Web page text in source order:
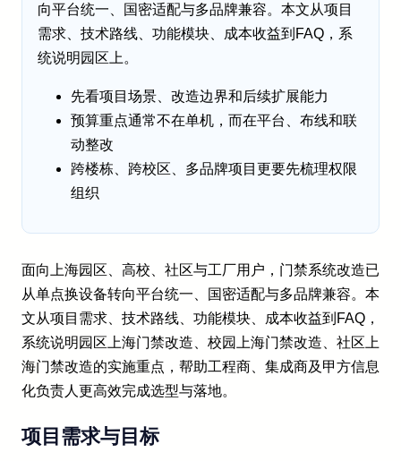
向平台统一、国密适配与多品牌兼容。本文从项目
需求、技术路线、功能模块、成本收益到FAQ，系
统说明园区上。
先看项目场景、改造边界和后续扩展能力
预算重点通常不在单机，而在平台、布线和联
动整改
跨楼栋、跨校区、多品牌项目更要先梳理权限
组织
面向上海园区、高校、社区与工厂用户，门禁系统改造已
从单点换设备转向平台统一、国密适配与多品牌兼容。本
文从项目需求、技术路线、功能模块、成本收益到FAQ，
系统说明园区上海门禁改造、校园上海门禁改造、社区上
海门禁改造的实施重点，帮助工程商、集成商及甲方信息
化负责人更高效完成选型与落地。
项目需求与目标